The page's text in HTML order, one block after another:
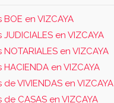
en VIZCAYA
en VIZCAYA
en VIZCAYA
en VIZCAYA
VIVIENDAS en VIZCAYA
de CASAS en VIZCAYA